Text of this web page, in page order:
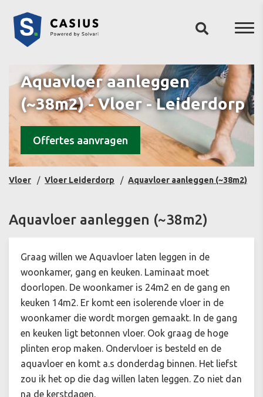
Aquavloer aanleggen
(~38m2) - Vloer - Leiderdorp
Offertes aanvragen
Vloer Vloer Leiderdorp Aquavloer aanleggen (~38m2)
Aquavloer aanleggen (~38m2)
Graag willen we Aquavloer laten leggen in de
woonkamer, gang en keuken. Laminaat moet
doorlopen. De woonkamer is 24m2 en de gang en
keuken 14m2. Er komt een isolerende vloer in de
woonkamer die wordt morgen gemaakt. In de gang
en keuken ligt betonnen vloer. Ook graag de hoge
plinten erop maken. Ondervloer is besteld en de
aquavloer en komt a.s donderdag binnen. Het liefst
zou ik het op die dag willen laten leggen. Zo niet dan
na de kerstdagen.